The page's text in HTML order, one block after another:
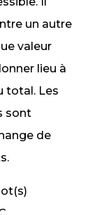
un autre
valeur
lieu à
total. Les
sont
de